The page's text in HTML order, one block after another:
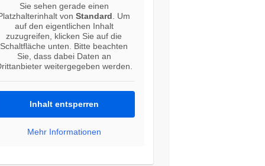
Sie sehen gerade einen
vonStandard . Um
auf den eigentlichen Inhalt
zuzugreifen, klicken Sie auf die
Schaltfläche unten. Bitte beachten
Sie, dass dabei Daten an
weitergegeben werden.
Inhalt entsperren
Mehr Informationen